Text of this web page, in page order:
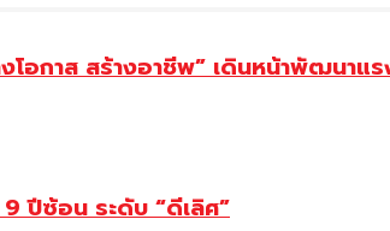
กาส สร้างอาชีพ” เดินหน้าพัฒนาแร
ปีซ้อน ระดับ “ดีเลิศ”